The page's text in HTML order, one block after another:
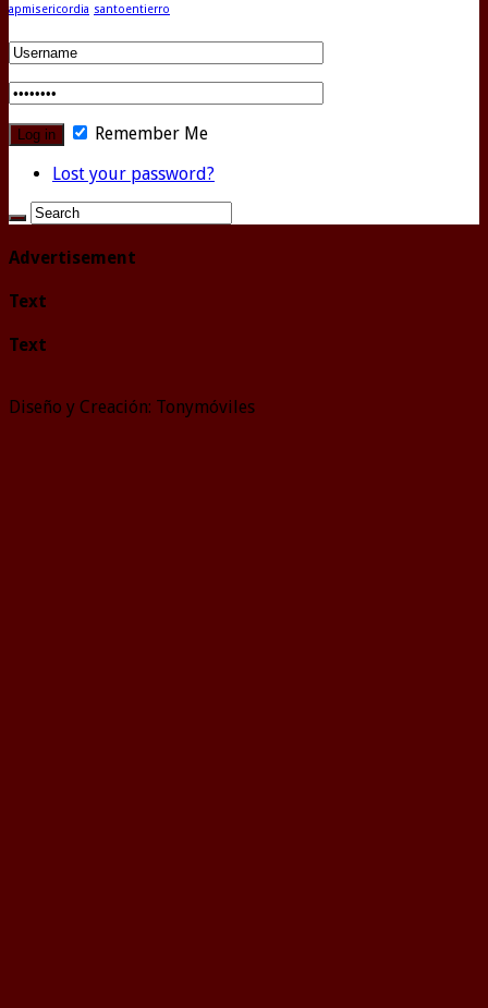
apmisericordia santoentierro
Remember Me
Lost your password?
Advertisement
Text
Text
Diseño y Creación: Tonymóviles